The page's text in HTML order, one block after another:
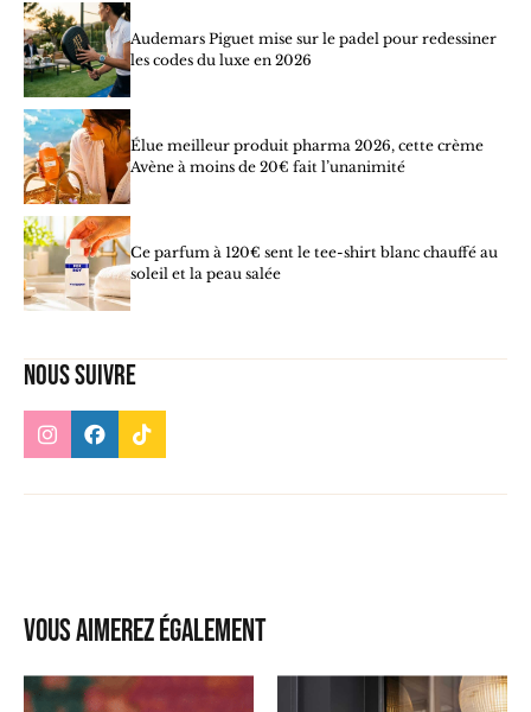
Audemars Piguet mise sur le padel pour redessiner
les codes du luxe en 2026
Élue meilleur produit pharma 2026, cette crème
Avène à moins de 20€ fait l’unanimité
Ce parfum à 120€ sent le tee-shirt blanc chauffé au
soleil et la peau salée
Nous suivre
Vous aimerez également